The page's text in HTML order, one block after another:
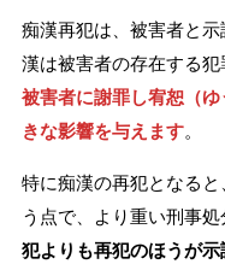
痴漢再犯は、被害者と
漢は被害者の存在する犯
被害者に謝罪し宥恕（
きな影響を与えます。
特に痴漢の再犯となる
う点で、より重い刑事処
犯よりも再犯のほうが